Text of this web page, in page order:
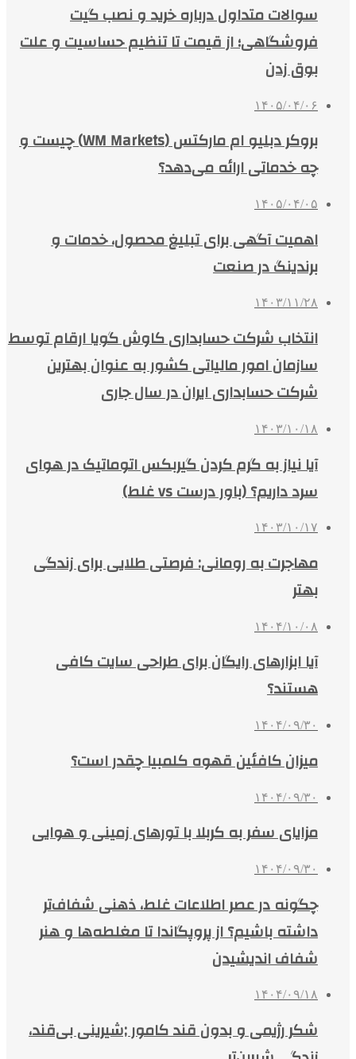
سوالات متداول درباره خرید و نصب گیت
فروشگاهی؛ از قیمت تا تنظیم حساسیت و علت
بوق زدن
۱۴۰۵/۰۴/۰۶
بروکر دبلیو ام مارکتس (WM Markets) چیست و
چه خدماتی ارائه می‌دهد؟
۱۴۰۵/۰۴/۰۵
اهمیت آگهی برای تبلیغ محصول، خدمات و
برندینگ در صنعت
۱۴۰۳/۱۱/۲۸
انتخاب شرکت حسابداری کاوش گویا ارقام توسط
سازمان امور مالیاتی کشور به عنوان بهترین
شرکت حسابداری ایران در سال جاری
۱۴۰۳/۱۰/۱۸
آیا نیاز به گرم کردن گیربکس اتوماتیک در هوای
سرد داریم؟ (باور درست vs غلط)
۱۴۰۳/۱۰/۱۷
مهاجرت به رومانی: فرصتی طلایی برای زندگی
بهتر
۱۴۰۴/۱۰/۰۸
آیا ابزارهای رایگان برای طراحی سایت کافی
هستند؟
۱۴۰۴/۰۹/۳۰
میزان کافئین قهوه کلمبیا چقدر است؟
۱۴۰۴/۰۹/۳۰
مزایای سفر به کربلا با تورهای زمینی و هوایی
۱۴۰۴/۰۹/۳۰
چگونه در عصر اطلاعات غلط، ذهنی شفاف‌تر
داشته باشیم؟ از پروپگاندا تا مغلطه‌ها و هنر
شفاف اندیشیدن
۱۴۰۴/۰۹/۱۸
شکر رژیمی و بدون قند کامور ;شیرینی بی‌قند،